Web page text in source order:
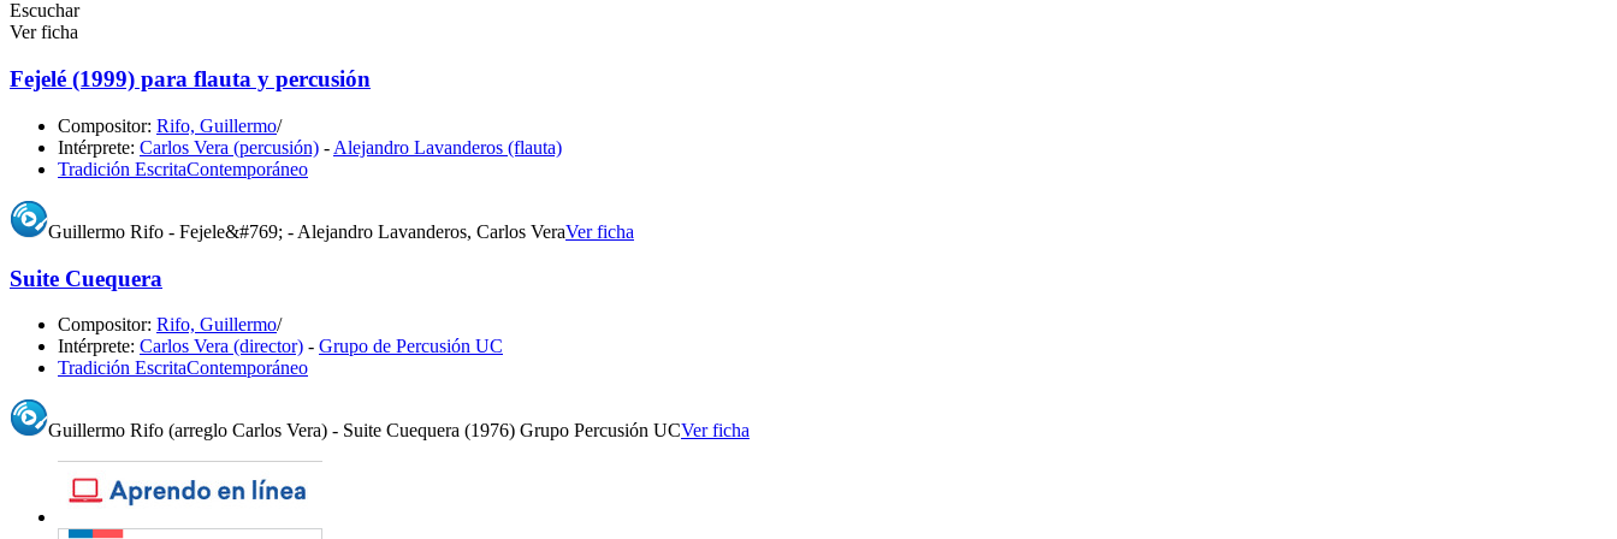
Escuchar
Ver ficha
Fejelé (1999) para flauta y percusión
Compositor: Rifo, Guillermo/
Intérprete: Carlos Vera (percusión) - Alejandro Lavanderos (flauta)
Tradición EscritaContemporáneo
Guillermo Rifo - Fejele&#769; - Alejandro Lavanderos, Carlos VeraVer ficha
Suite Cuequera
Compositor: Rifo, Guillermo/
Intérprete: Carlos Vera (director) - Grupo de Percusión UC
Tradición EscritaContemporáneo
Guillermo Rifo (arreglo Carlos Vera) - Suite Cuequera (1976) Grupo Percusión UCVer ficha